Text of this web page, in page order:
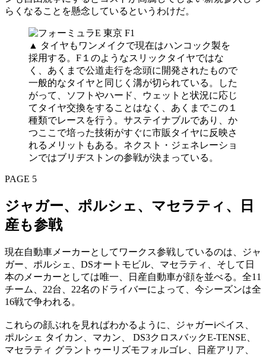
らくなることを懸念しているというわけだ。
▲ タイヤもワンメイクで現在はハンコック製を
採用する。F１のようなスリックタイヤではな
く、あくまで公道走行を念頭に開発されたもので
一般的なタイヤと同じく溝が切られている。した
がって、ソフトやハード、ウェットと状況に応じ
てタイヤ交換をすることはなく、あくまでこの１
種類でレースを行う。サステイナブルであり、か
つここで培った技術がすぐに市販タイヤに反映さ
れるメリットもある。ネクスト・ジェネレーショ
ンではブリヂストンの参戦が決まっている。
PAGE 5
ジャガー、ポルシェ、マセラティ、日
産も参戦
現在自動車メーカーとしてワークス参戦しているのは、ジャ
ガー、ポルシェ、DSオートモビル、マセラティ、そして日
本のメーカーとしては唯一、日産自動車が顔を並べる。全11
チーム、22台、22名のドライバーによって、今シーズンは全
16戦で争われる。
これらの顔ぶれを見ればわかるように、ジャガーiペイス、
ポルシェ タイカン、マカン、 DS3クロスバックE-TENSE、
マセラティ グラントゥーリズモフォルゴレ、日産アリア、